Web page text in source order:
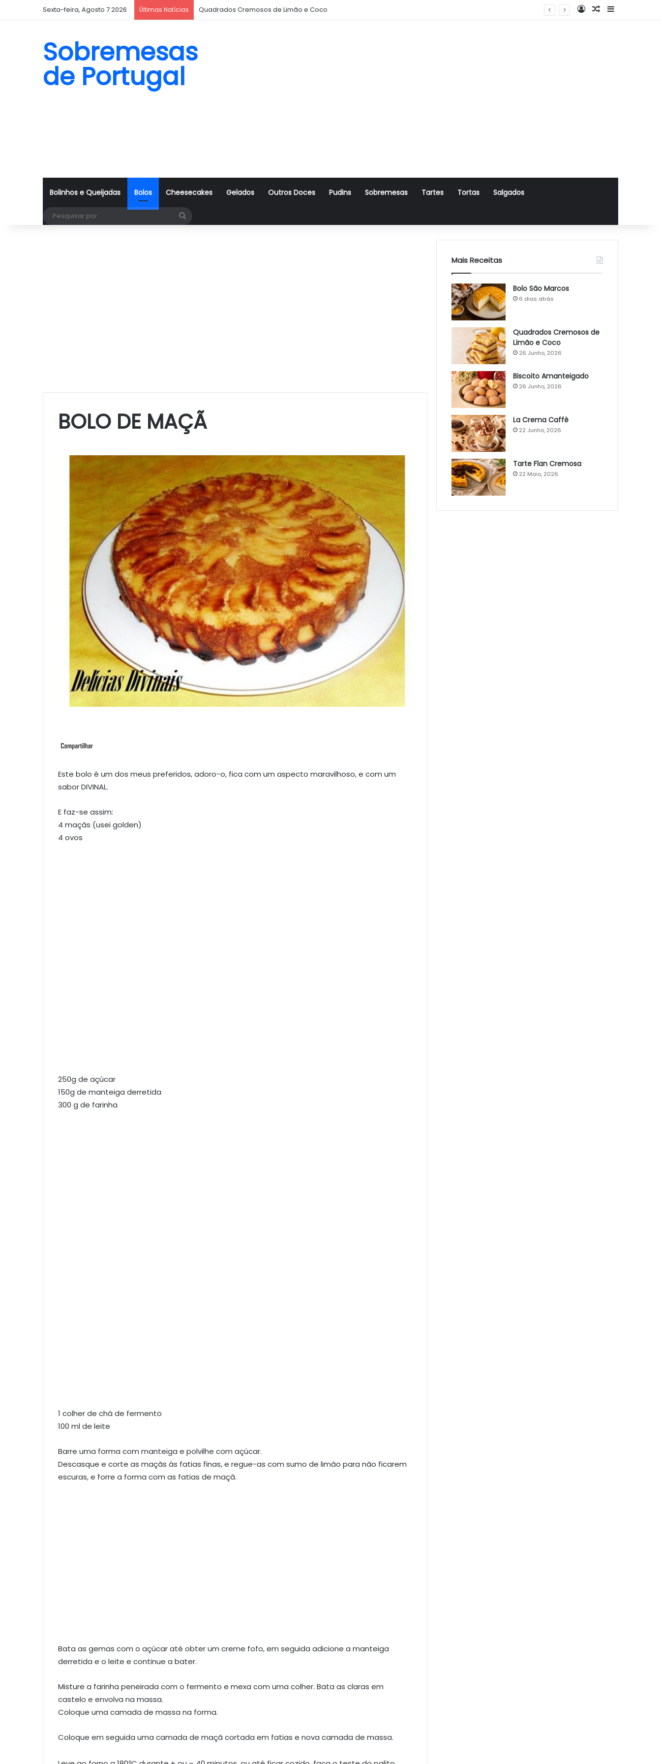
Sexta-feira, Agosto 7 2026 Últimas Notícias Quadrados Cremosos de Limão e Coco Log InArtigo Aleatório
Sidebar
Sobremesas
de Portugal
Bolinhos e Queijadas Bolos Cheesecakes Gelados Outros Doces Pudins Sobremesas Tartes Tortas Salgados
BOLO DE MAÇÃ
Este bolo é um dos meus preferidos, adoro-o, fica com um aspecto maravilhoso, e com um
sabor DIVINAL.
E faz-se assim:
4 maçãs (usei golden)
4 ovos
250g de açúcar
150g de manteiga derretida
300 g de farinha
1 colher de chá de fermento
100 ml de leite
Barre uma forma com manteiga e polvilhe com açúcar.
Descasque e corte as maçãs ás fatias finas, e regue-as com sumo de limão para não ficarem
escuras, e forre a forma com as fatias de maçã.
Bata as gemas com o açúcar até obter um creme fofo, em seguida adicione a manteiga
derretida e o leite e continue a bater.
Misture a farinha peneirada com o fermento e mexa com uma colher. Bata as claras em
castelo e envolva na massa.
Coloque uma camada de massa na forma.
Coloque em seguida uma camada de maçã cortada em fatias e nova camada de massa.
Mais Receitas
Bolo São Marcos
6 dias atrás
Quadrados Cremosos de
Limão e Coco
26 Junho, 2026
Biscoito Amanteigado
26 Junho, 2026
La Crema Caffè
22 Junho, 2026
Tarte Flan Cremosa
22 Maio, 2026